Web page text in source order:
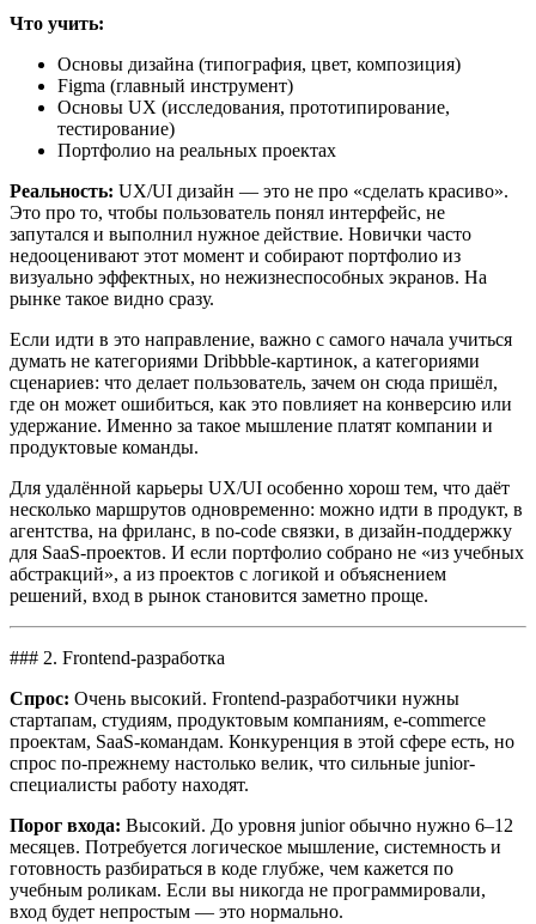
Что учить:
Основы дизайна (типография, цвет, композиция)
Figma (главный инструмент)
Основы UX (исследования, прототипирование,
тестирование)
Портфолио на реальных проектах
Реальность: UX/UI дизайн — это не про «сделать красиво».
Это про то, чтобы пользователь понял интерфейс, не
запутался и выполнил нужное действие. Новички часто
недооценивают этот момент и собирают портфолио из
визуально эффектных, но нежизнеспособных экранов. На
рынке такое видно сразу.
Если идти в это направление, важно с самого начала учиться
думать не категориями Dribbble-картинок, а категориями
сценариев: что делает пользователь, зачем он сюда пришёл,
где он может ошибиться, как это повлияет на конверсию или
удержание. Именно за такое мышление платят компании и
продуктовые команды.
Для удалённой карьеры UX/UI особенно хорош тем, что даёт
несколько маршрутов одновременно: можно идти в продукт, в
агентства, на фриланс, в no-code связки, в дизайн-поддержку
для SaaS-проектов. И если портфолио собрано не «из учебных
абстракций», а из проектов с логикой и объяснением
решений, вход в рынок становится заметно проще.
### 2. Frontend-разработка
Спрос: Очень высокий. Frontend-разработчики нужны
стартапам, студиям, продуктовым компаниям, e-commerce
проектам, SaaS-командам. Конкуренция в этой сфере есть, но
спрос по-прежнему настолько велик, что сильные junior-
специалисты работу находят.
Порог входа: Высокий. До уровня junior обычно нужно 6–12
месяцев. Потребуется логическое мышление, системность и
готовность разбираться в коде глубже, чем кажется по
учебным роликам. Если вы никогда не программировали,
вход будет непростым — это нормально.